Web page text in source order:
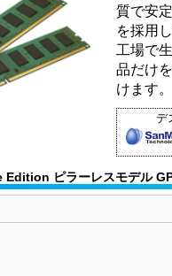
質で安
を採用
工場で
品だけ
けます。
デ
Edition ピラーレスモデル